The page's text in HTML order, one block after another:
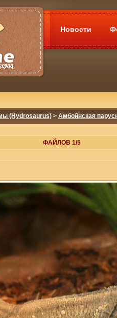
Новости
(Hydrosaurus) > Амбойнская
ФАЙЛОВ 1/5